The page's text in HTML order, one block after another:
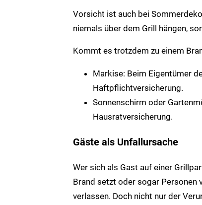
Vorsicht ist auch bei
niemals über dem Grill hängen,
Kommt es trotzdem zu einem
Markise: Beim Eigentümer
Haftpflichtversicherung.
Sonnenschirm oder
Hausratversicherung.
Gäste als Unfallursache
Wer sich als Gast auf einer
Brand setzt oder sogar Personen
verlassen. Doch nicht nur der